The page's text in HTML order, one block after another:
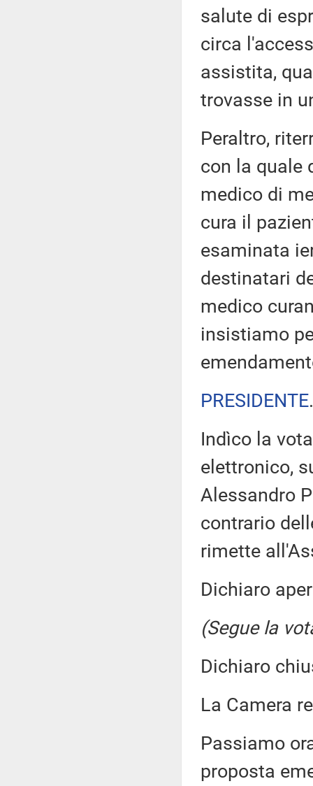
salute di
circa
assistita,
trovasse in
Peraltro,
con la quale
medico di
cura il
esaminata
destinatari
medico
insistiamo
PRESIDENTE
Indìco la
elettronico,
Alessandro
contrario
rimette
Dichiaro
(Segue la
Dichiaro
La Camera
Passiamo
proposta